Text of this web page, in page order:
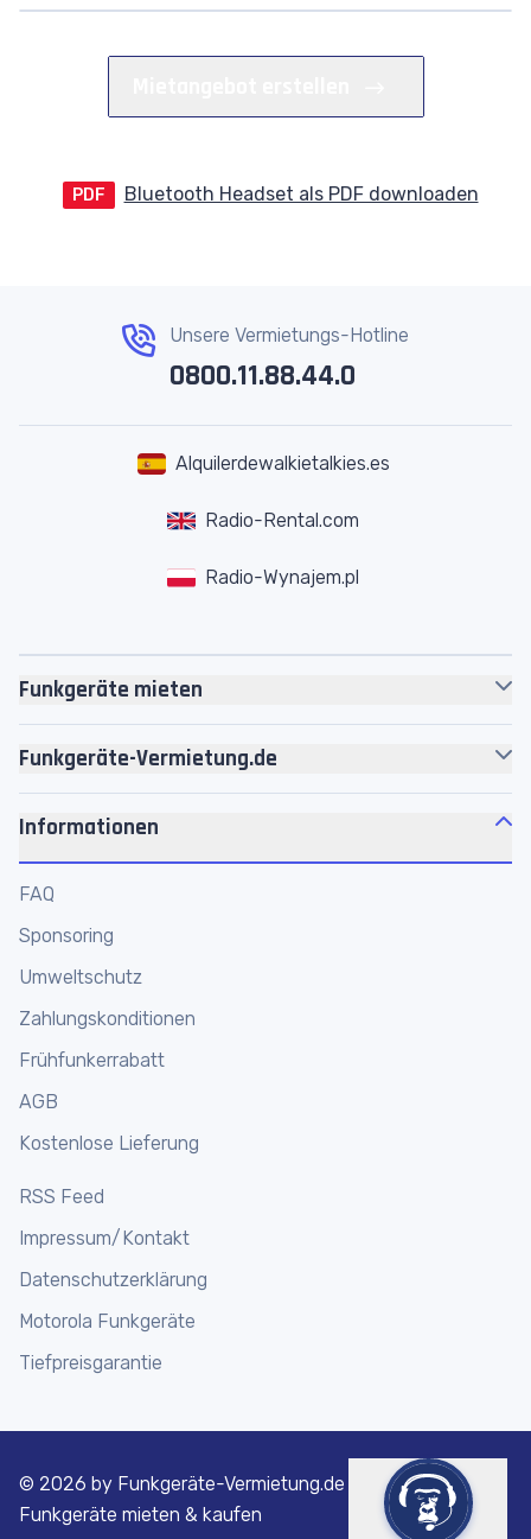
PDF Bluetooth Headset als PDF downloaden
Unsere Vermietungs-Hotline
0800.11.88.44.0
Alquilerdewalkietalkies.es
Radio-Rental.com
Radio-Wynajem.pl
Funkgeräte mieten
Headsets
Akkus
Zubehör
Personenführungsanlagen
Megafone
Funkmikrofone
Funkgeräte-Vermietung.de
Motorola Platin Partner
Werkstatt
Funkgeräte Shop
Funkgeräte online mieten
Informationen
FAQ
Sponsoring
Umweltschutz
Zahlungskonditionen
Frühfunkerrabatt
AGB
Kostenlose Lieferung
RSS Feed
Impressum/Kontakt
Datenschutzerklärung
Motorola Funkgeräte
Tiefpreisgarantie
© 2026 by Funkgeräte-Vermietung.de | Motorola
Funkgeräte mieten & kaufen